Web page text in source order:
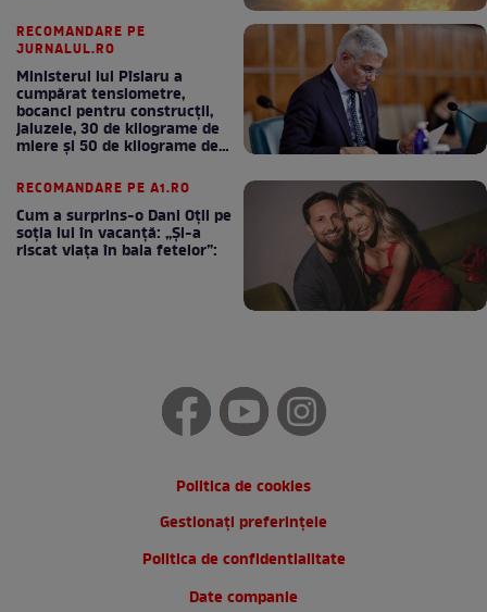
RECOMANDARE PE
JURNALUL.RO
Ministerul lui Pîslaru a
cumpărat tensiometre,
bocanci pentru construcții,
jaluzele, 30 de kilograme de
miere și 50 de kilograme de
RECOMANDARE PE A1.RO
Cum a surprins-o Dani Oțil pe
soția lui în vacanță: „Și-a
riscat viața în baia fetelor”:
Politica de cookies
Gestionați preferințele
Politica de confidentialitate
Date companie